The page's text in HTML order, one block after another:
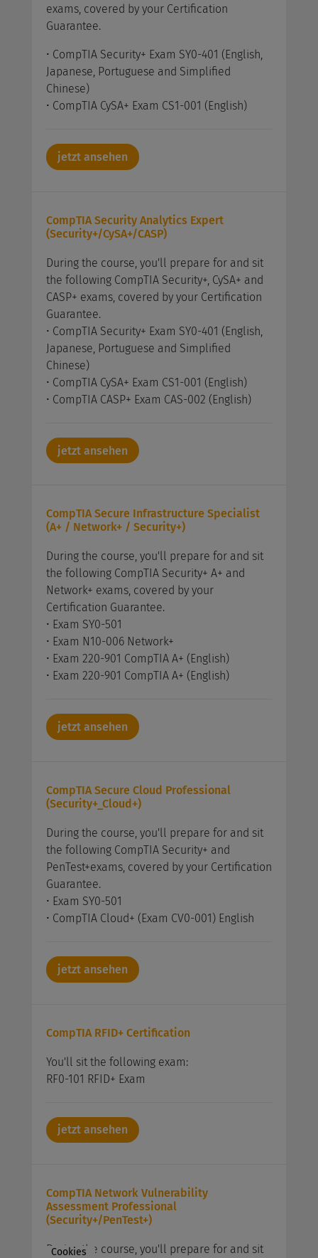
exams, covered by your Certification
Guarantee.
• CompTIA Security+ Exam SY0-401 (English,
Japanese, Portuguese and Simplified
Chinese)
• CompTIA CySA+ Exam CS1-001 (English)
jetzt ansehen
CompTIA Security Analytics Expert
(Security+/CySA+/CASP)
During the course, you'll prepare for and sit
the following CompTIA Security+, CySA+ and
CASP+ exams, covered by your Certification
Guarantee.
• CompTIA Security+ Exam SY0-401 (English,
Japanese, Portuguese and Simplified
Chinese)
• CompTIA CySA+ Exam CS1-001 (English)
• CompTIA CASP+ Exam CAS-002 (English)
jetzt ansehen
CompTIA Secure Infrastructure Specialist
(A+ / Network+ / Security+)
During the course, you'll prepare for and sit
the following CompTIA Security+ A+ and
Network+ exams, covered by your
Certification Guarantee.
• Exam SY0-501
• Exam N10-006 Network+
• Exam 220-901 CompTIA A+ (English)
• Exam 220-901 CompTIA A+ (English)
jetzt ansehen
CompTIA Secure Cloud Professional
(Security+_Cloud+)
During the course, you'll prepare for and sit
the following CompTIA Security+ and
PenTest+exams, covered by your Certification
Guarantee.
• Exam SY0-501
• CompTIA Cloud+ (Exam CV0-001) English
jetzt ansehen
CompTIA RFID+ Certification
You'll sit the following exam:
RF0-101 RFID+ Exam
jetzt ansehen
CompTIA Network Vulnerability
Assessment Professional
(Security+/PenTest+)
During the course, you'll prepare for and sit
Cookies